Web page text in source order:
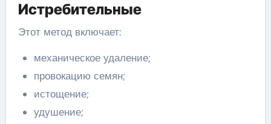
Истребительные
Этот метод включает:
механическое удаление;
провокацию семян;
истощение;
удушение;